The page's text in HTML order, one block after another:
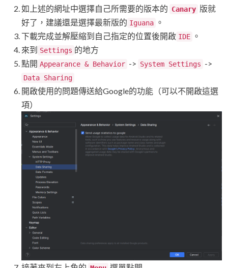
如上述的網址中選擇自己所需要的版本的 Canary 版就
好了，建議還是選擇最新版的 Iguana 。
下載完成並解壓縮到自己指定的位置後開啟 IDE 。
來到 Settings 的地方
點開 Appearance & Behavior -> System Settings ->
Data Sharing
開啟使用的問題傳送給Google的功能（可以不開啟這選
項）